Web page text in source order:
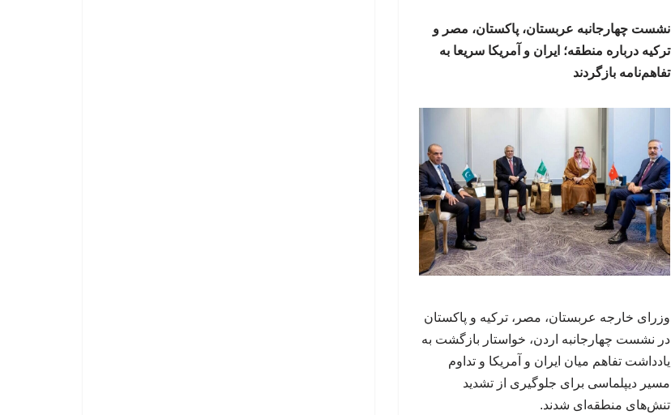
نشست چهارجانبه عربستان، پاکستان، مصر و
ترکیه درباره منطقه؛ ایران و آمریکا سریعا به
تفاهم‌نامه بازگردند
وزرای خارجه عربستان، مصر، ترکیه و پاکستان
در نشست چهارجانبه اردن، خواستار بازگشت به
یادداشت تفاهم میان ایران و آمریکا و تداوم
مسیر دیپلماسی برای جلوگیری از تشدید
تنش‌های منطقه‌ای شدند.